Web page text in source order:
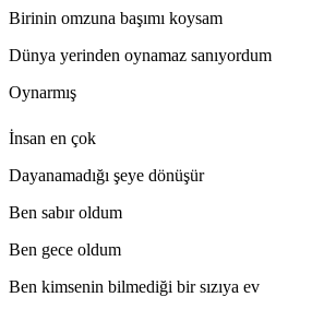
Birinin omzuna başımı koysam
Dünya yerinden oynamaz sanıyordum
Oynarmış
İnsan en çok
Dayanamadığı şeye dönüşür
Ben sabır oldum
Ben gece oldum
Ben kimsenin bilmediği bir sızıya ev